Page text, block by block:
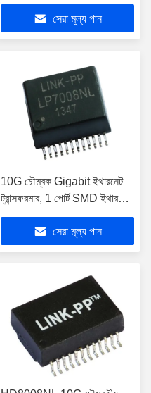
+ ম্যাজিকটিক্স 10 / 100Base-
TX ভিওআইপিসেরা মূল্য পান
10G চৌম্বক Gigabit ইথারনেট
ট্রান্সফরমার, 1 পোর্ট SMD ইথারনেট
ট্রান্সফরমার মডিউল S558-10GB-
সেরা মূল্য পান